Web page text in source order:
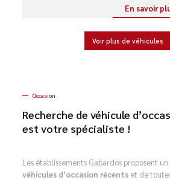
En savoir
Voir plus de véhicules
Occasion
Recherche de véhicule
est votre spécialiste !
Les établissements Gabardos proposent un
véhicules d’occasion récents et de